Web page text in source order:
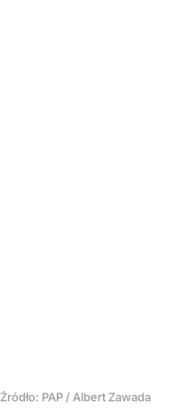
Źródło: PAP / Albert Zawada